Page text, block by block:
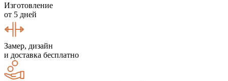
Изготовление
от 5 дней
Замер, дизайн
и доставка бесплатно